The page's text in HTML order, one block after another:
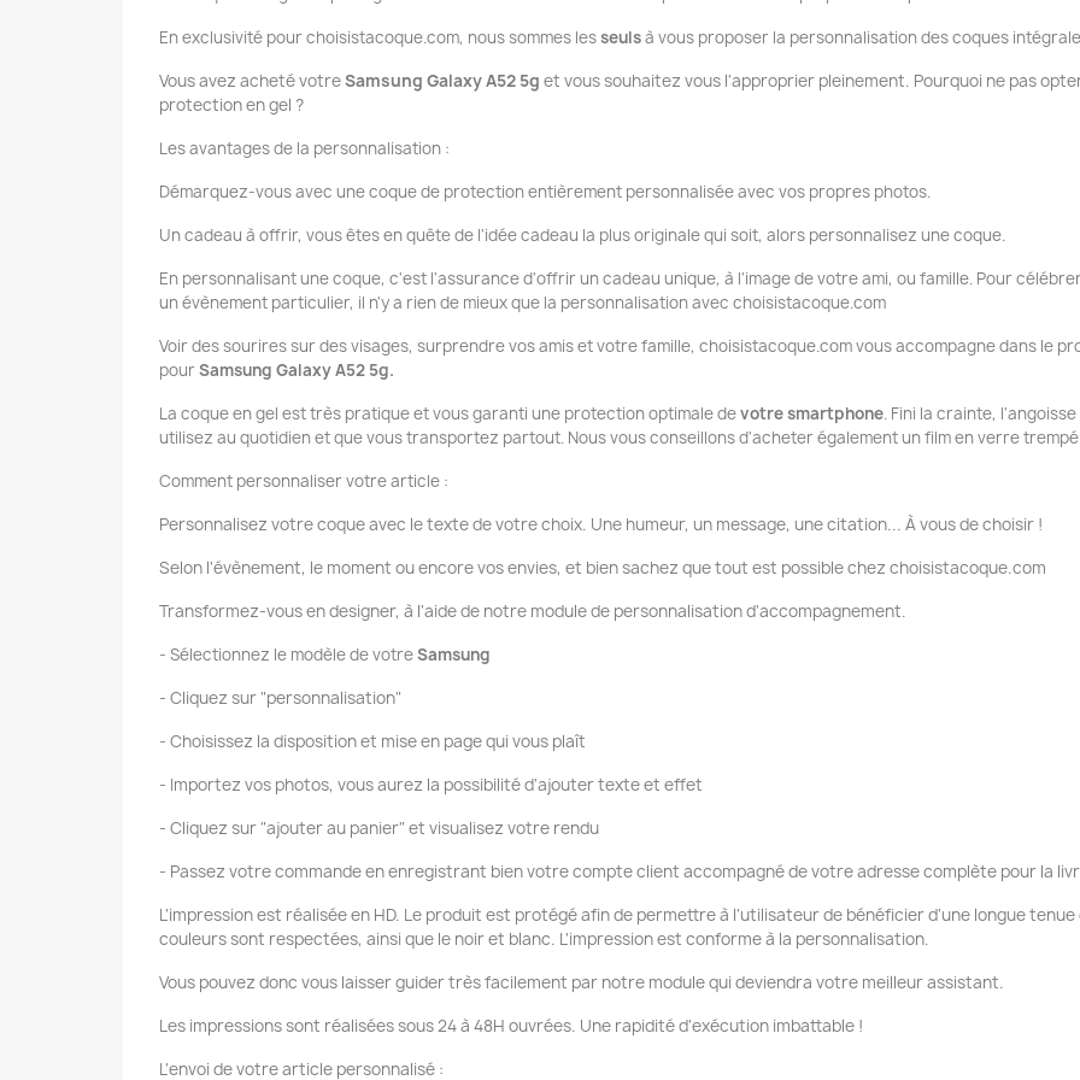
En exclusivité pour choisistacoque.com, nous sommes lesseulsà vous proposer la personnalisation des coques
Vous avez acheté votreSamsung Galaxy A52 5g et vous souhaitez vous l'approprier pleinement. Pourquoi ne pas
protection en gel ?
Les avantages de la personnalisation :
Démarquez-vous avec une coque de protection entièrement personnalisée avec vos propres photos.
Un cadeau à offrir, vous êtes en quête de l'idée cadeau la plus originale qui soit, alors personnalisez une coque.
En personnalisant une coque, c'est l'assurance d'offrir un cadeau unique, à l'image de votre ami, ou famille. Pour
un évènement particulier, il n'y a rien de mieux que la personnalisation avec choisistacoque.com
Voir des sourires sur des visages, surprendre vos amis et votre famille, choisistacoque.com vous accompagne dans le
pour Samsung Galaxy A52 5g.
La coque en gel est très pratique et vous garanti une protection optimale devotre smartphone. Fini la crainte,
utilisez au quotidien et que vous transportez partout. Nous vous conseillons d'acheter également un film en verre
Comment personnaliser votre article :
Personnalisez votre coque avec le texte de votre choix. Une humeur, un message, une citation... À vous de choisir !
Selon l'évènement, le moment ou encore vos envies, et bien sachez que tout est possible chez choisistacoque.com
Transformez-vous en designer, à l'aide de notre module de personnalisation d'accompagnement.
- Sélectionnez le modèle de votreSamsung
- Cliquez sur "personnalisation"
- Choisissez la disposition et mise en page qui vous plaît
- Importez vos photos, vous aurez la possibilité d'ajouter texte et effet
- Cliquez sur "ajouter au panier" et visualisez votre rendu
- Passez votre commande en enregistrant bien votre compte client accompagné de votre adresse complète pour la
L'impression est réalisée en HD. Le produit est protégé afin de permettre à l'utilisateur de bénéficier d'une longue
couleurs sont respectées, ainsi que le noir et blanc. L'impression est conforme à la personnalisation.
Vous pouvez donc vous laisser guider très facilement par notre module qui deviendra votre meilleur assistant.
Les impressions sont réalisées sous 24 à 48H ouvrées. Une rapidité d'exécution imbattable !
L'envoi de votre article personnalisé :